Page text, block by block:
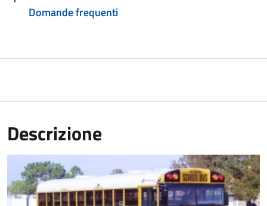
Domande frequenti
Descrizione